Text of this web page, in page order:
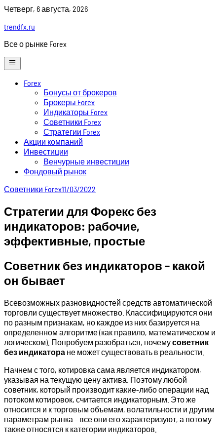
Skip
content
Четверг, 6 августа, 2026
trendfx.ru
Все о рынке Forex
Forex
Бонусы от брокеров
Брокеры Forex
Индикаторы Forex
Советники Forex
Стратегии Forex
Акции компаний
Инвестиции
Венчурные инвестиции
Фондовый рынок
Советники Forex11/03/2022
Стратегии для Форекс без
индикаторов: рабочие,
эффективные, простые
Советник без индикаторов – какой
он бывает
Всевозможных разновидностей средств автоматической
торговли существует множество. Классифицируются они
по разным признакам, но каждое из них базируется на
определенном алгоритме (как правило, математическом и
логическом). Попробуем разобраться, почемусоветник
без индикатора не может существовать в реальности.
Начнем с того, котировка сама является индикатором,
указывая на текущую цену актива. Поэтому любой
советник, который производит какие-либо операции над
потоком котировок, считается индикаторным. Это же
относится и к торговым объемам, волатильности и другим
параметрам рынка – все они его характеризуют, а потому
также относятся к категории индикаторов.